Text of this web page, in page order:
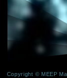
Copyright © MEEP